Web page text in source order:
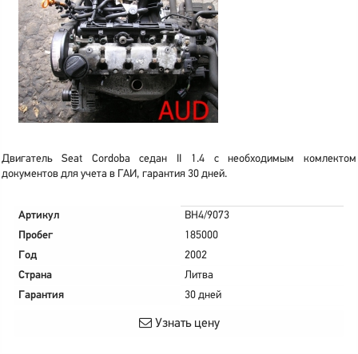
Двигатель Seat Cordoba седан II 1.4 с необходимым комлектом
документов для учета в ГАИ, гарантия 30 дней.
Артикул
BH4/9073
Пробег
185000
Год
2002
Страна
Литва
Гарантия
30 дней
Узнать цену